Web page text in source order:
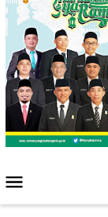
Mobile